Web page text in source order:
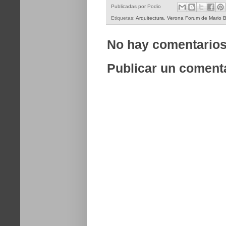
Publicadas por Podio
Etiquetas: Arquitectura Verona Forum de Mario
No hay
Publicar un